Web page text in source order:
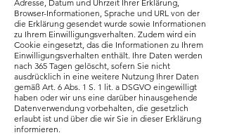
Adresse, Datum und Uhrzeit Ihrer Erklärung,
Browser-Informationen, Sprache und URL von der
die Erklärung gesendet wurde sowie Informationen
zu Ihrem Einwilligungsverhalten. Zudem wird ein
Cookie eingesetzt, das die Informationen zu Ihrem
Einwilligungsverhalten enthält. Ihre Daten werden
nach 365 Tagen gelöscht, sofern Sie nicht
ausdrücklich in eine weitere Nutzung Ihrer Daten
gemäß Art. 6 Abs. 1 S. 1 lit. a DSGVO eingewilligt
haben oder wir uns eine darüber hinausgehende
Datenverwendung vorbehalten, die gesetzlich
erlaubt ist und über die wir Sie in dieser Erklärung
informieren.